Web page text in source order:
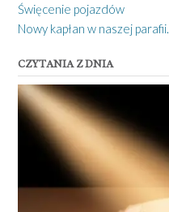
Święcenie pojazdów
Nowy kapłan w naszej parafii.
CZYTANIA Z DNIA